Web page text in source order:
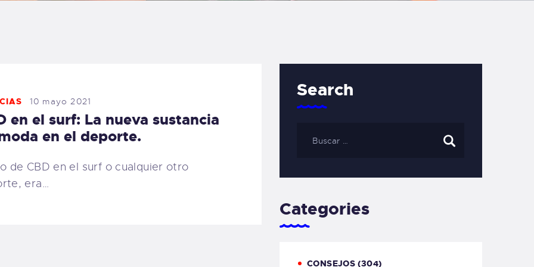
CARRITO
FAMILY
10 mayo 2021
en el surf: La nueva sustancia
en el deporte.
de CBD en el surf o cualquier otro
era…
Search
Categories
CONSEJOS (304)